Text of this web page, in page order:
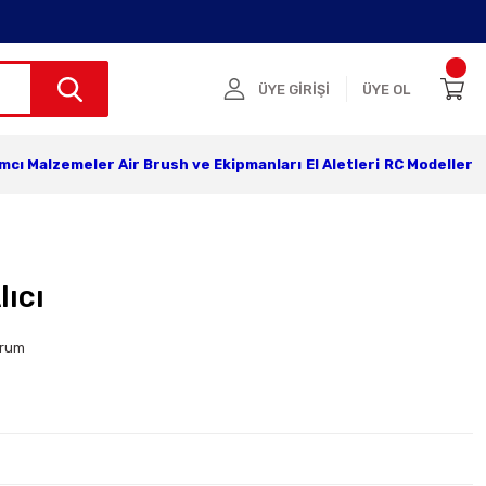
ÜYE GİRİŞİ ÜYE OL
Malzemeler Air Brush ve Ekipmanları El Aletleri RC Modeller